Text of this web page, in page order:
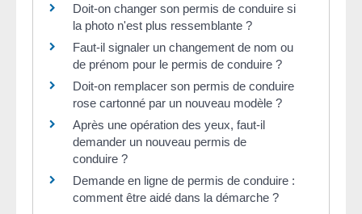
Doit-on changer son permis de conduire si
la photo n'est plus ressemblante ?
Faut-il signaler un changement de nom ou
de prénom pour le permis de conduire ?
Doit-on remplacer son permis de conduire
rose cartonné par un nouveau modèle ?
Après une opération des yeux, faut-il
demander un nouveau permis de
conduire ?
Demande en ligne de permis de conduire :
comment être aidé dans la démarche ?